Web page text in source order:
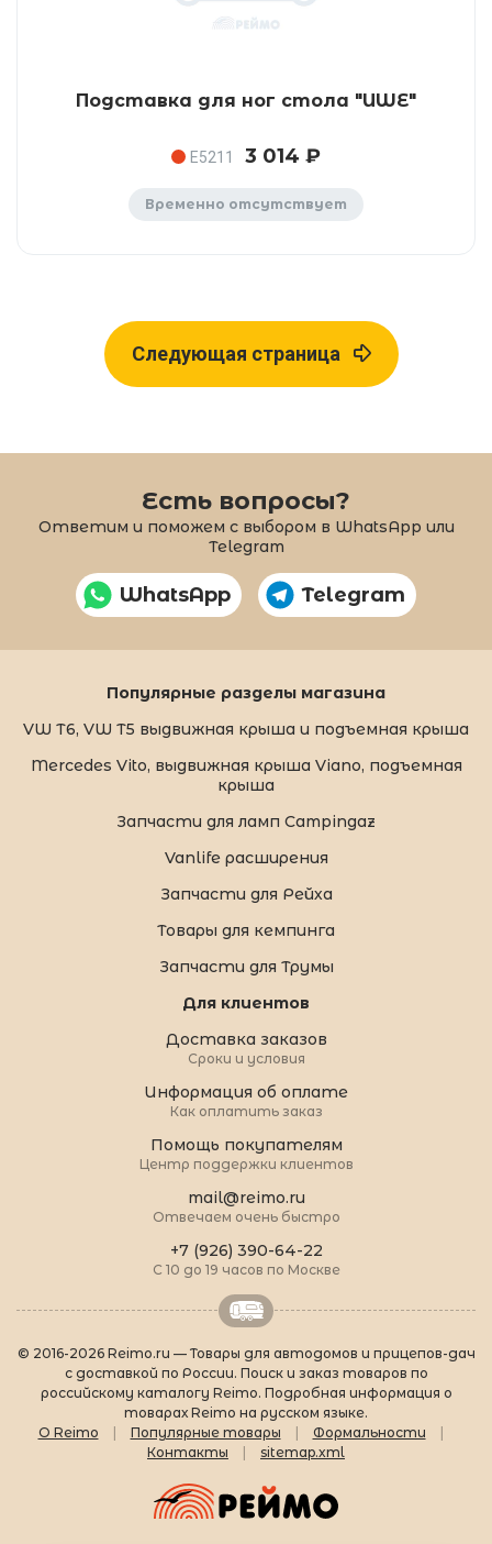
Подставка для ног стола "UWE"
E5211 3 014 ₽
Временно отсутствует
Следующая страница
Есть вопросы?
Ответим и поможем с выбором в WhatsApp или
Telegram
WhatsApp Telegram
Популярные разделы магазина
VW T6, VW T5 выдвижная крыша и подъемная крыша
Mercedes Vito, выдвижная крыша Viano, подъемная
крыша
Запчасти для ламп Campingaz
Vanlife расширения
Запчасти для Рейха
Товары для кемпинга
Запчасти для Трумы
Для клиентов
Доставка заказов
Сроки и условия
Информация об оплате
Как оплатить заказ
Помощь покупателям
Центр поддержки клиентов
mail@reimo.ru
Отвечаем очень быстро
+7 (926) 390-64-22
С 10 до 19 часов по Москве
© 2016-2026 Reimo.ru — Товары для автодомов и прицепов-дач
с доставкой по России. Поиск и заказ товаров по
российскому каталогу Reimo. Подробная информация о
товарах Reimo на русском языке.
О Reimo
Популярные товары Формальности
Контакты
sitemap.xml